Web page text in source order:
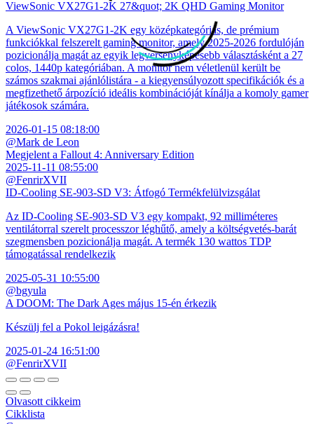
ViewSonic VX27G1-2K 27&quot; 2K QHD Gaming Monitor
A ViewSonic VX27G1-2K egy középkategóriás, de prémium
funkciókkal felszerelt gaming monitor, amely 2025-2026 fordulóján
pozicionálja magát az egyik legversenyképesebb választásként a 27
colos, 1440p kategóriában. A monitor nem véletlenül került be
számos szakmai ajánlólistára - a kiegyensúlyozott specifikációk és a
megfizethető árpozíció ideális kombinációját kínálja a komoly gamer
játékosok számára.
2026-01-15 08:18:00
@Mark de Leon
Megjelent a Fallout 4: Anniversary Edition
2025-11-11 08:55:00
@FenrirXVII
ID-Cooling SE-903-SD V3: Átfogó Termékfelülvizsgálat
Az ID-Cooling SE-903-SD V3 egy kompakt, 92 milliméteres
ventilátorral szerelt processzor léghűtő, amely a költségvetés-barát
szegmensben pozicionálja magát. A termék 130 wattos TDP
támogatással rendelkezik
2025-05-31 10:55:00
@bgyula
A DOOM: The Dark Ages május 15-én érkezik
Készülj fel a Pokol leigázásra!
2025-01-24 16:51:00
@FenrirXVII
Olvasott cikkeim
Cikklista